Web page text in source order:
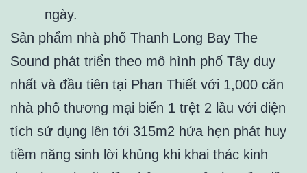
ngày.
Sản phẩm nhà phố Thanh Long Bay The
Sound phát triển theo mô hình phố Tây duy
nhất và đầu tiên tại Phan Thiết với 1,000 căn
nhà phố thương mại biển 1 trệt 2 lầu với diện
tích sử dụng lên tới 315m2 hứa hẹn phát huy
tiềm năng sinh lời khủng khi khai thác kinh